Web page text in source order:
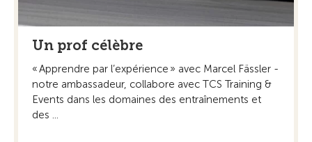
Un prof célèbre
« Apprendre par l’expérience » avec Marcel Fässler -
notre ambassadeur, collabore avec TCS Training &
Events dans les domaines des entraînements et
des ...